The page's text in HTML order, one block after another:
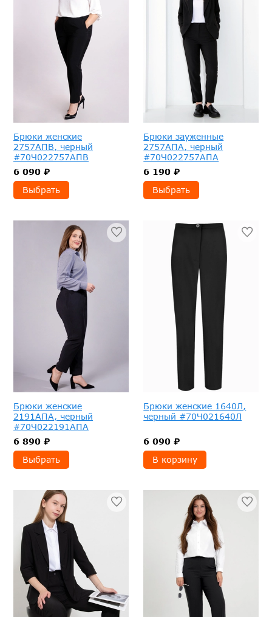
Брюки женские
2757АПВ, черный
#70Ч022757АПВ
6 090 ₽
Выбрать
Брюки зауженные
2757АПА, черный
#70Ч022757АПА
6 190 ₽
Выбрать
Брюки женские
2191АПА, черный
#70Ч022191АПА
6 890 ₽
Выбрать
Брюки женские 1640Л,
черный #70Ч021640Л
6 090 ₽
В корзину